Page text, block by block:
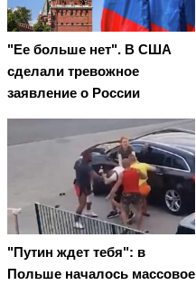
"Ее больше нет". В США
сделали тревожное
заявление о России
"Путин ждет тебя": в
Польше началось массовое